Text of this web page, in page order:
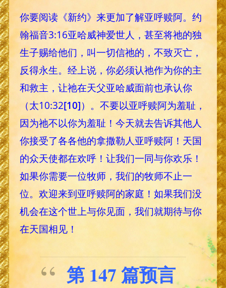
你要阅读《新约》来更加了解亚呼赎阿。约
翰福音3:16亚哈威神爱世人，甚至将祂的独
生子赐给他们，叫一切信祂的，不致灭亡，
反得永生。经上说，你必须认祂作为你的主
和救主，让祂在天父亚哈威面前也承认你
（太10:32[10]）。不要以亚呼赎阿为羞耻，
因为祂不以你为羞耻！今天就去告诉其他人
你接受了各各他的拿撒勒人亚呼赎阿！天国
的众天使都在欢呼！让我们一同与你欢乐！
如果你需要一位牧师，我们的牧师不止一
位。欢迎来到亚呼赎阿的家庭！如果我们没
机会在这个世上与你见面，我们就期待与你
在天国相见！
第 147 篇预言